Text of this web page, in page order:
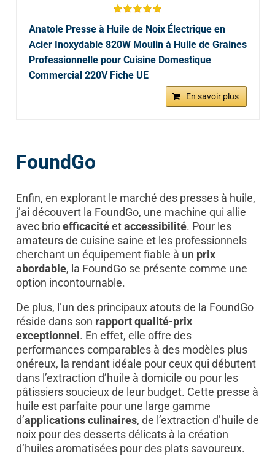
Anatole Presse à Huile de Noix Électrique en
Acier Inoxydable 820W Moulin à Huile de Graines
Professionnelle pour Cuisine Domestique
Commercial 220V Fiche UE
En savoir plus
FoundGo
Enfin, en explorant le marché des presses à huile,
j’ai découvert la FoundGo, une machine qui allie
avec brioefficacitéetaccessibilité. Pour les
amateurs de cuisine saine et les professionnels
cherchant un équipement fiable à un prix
abordable, la FoundGo se présente comme une
option incontournable.
De plus, l’un des principaux atouts de la FoundGo
réside dans son rapport qualité-prix
exceptionnel . En effet, elle offre des
performances comparables à des modèles plus
onéreux, la rendant idéale pour ceux qui débutent
dans l’extraction d’huile à domicile ou pour les
pâtissiers soucieux de leur budget. Cette presse à
huile est parfaite pour une large gamme
d’applications culinaires, de l’extraction d’huile de
noix pour des desserts délicats à la création
d’huiles aromatisées pour des plats savoureux.